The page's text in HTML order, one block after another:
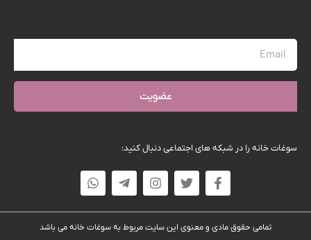
عضویت
سوغات خانه را در شبکه های اجتماعی دنبال کنید:
تمامی حقوق مادی و معنوی این سایت مربوط به سوغات خانه می باشد